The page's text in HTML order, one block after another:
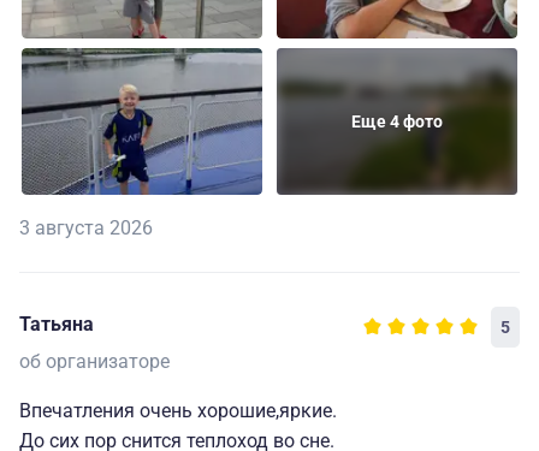
Еще 4 фото
3 августа 2026
Татьяна 5
об организаторе
Впечатления очень хорошие,яркие.
До сих пор снится теплоход во сне.